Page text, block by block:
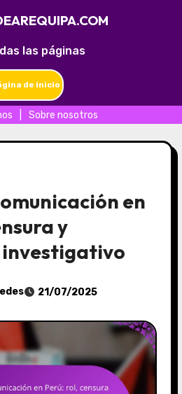
las páginas
de inicio
Sobre nosotros
en
y
21/07/2025